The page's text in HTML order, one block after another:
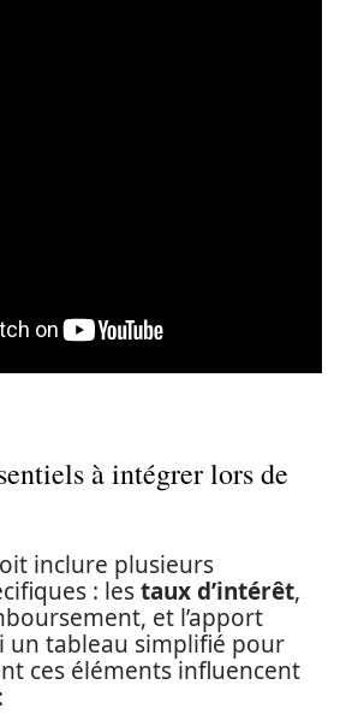
à intégrer lors de
inclure plusieurs
: lestaux d’intérêt,
et l’apport
un tableau simplifié pour
ces éléments influencent